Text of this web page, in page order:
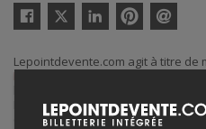
Twitter
courriel
Lepointdevente.com agit à titre de
Nuits d'Afrique
Pour plus d’information à propos
contacter l’organisateur de